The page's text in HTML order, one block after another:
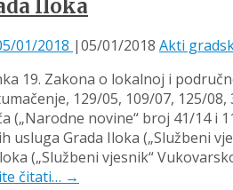
Iloka
01/2018 |05/01/2018 Akti
19. Zakona o lokalnoj i
129/05, 109/07, 125/08,
(„Narodne novine“ broj 41/14 i
usluga Grada Iloka („Službeni
(„Službeni vjesnik“
čitati… →